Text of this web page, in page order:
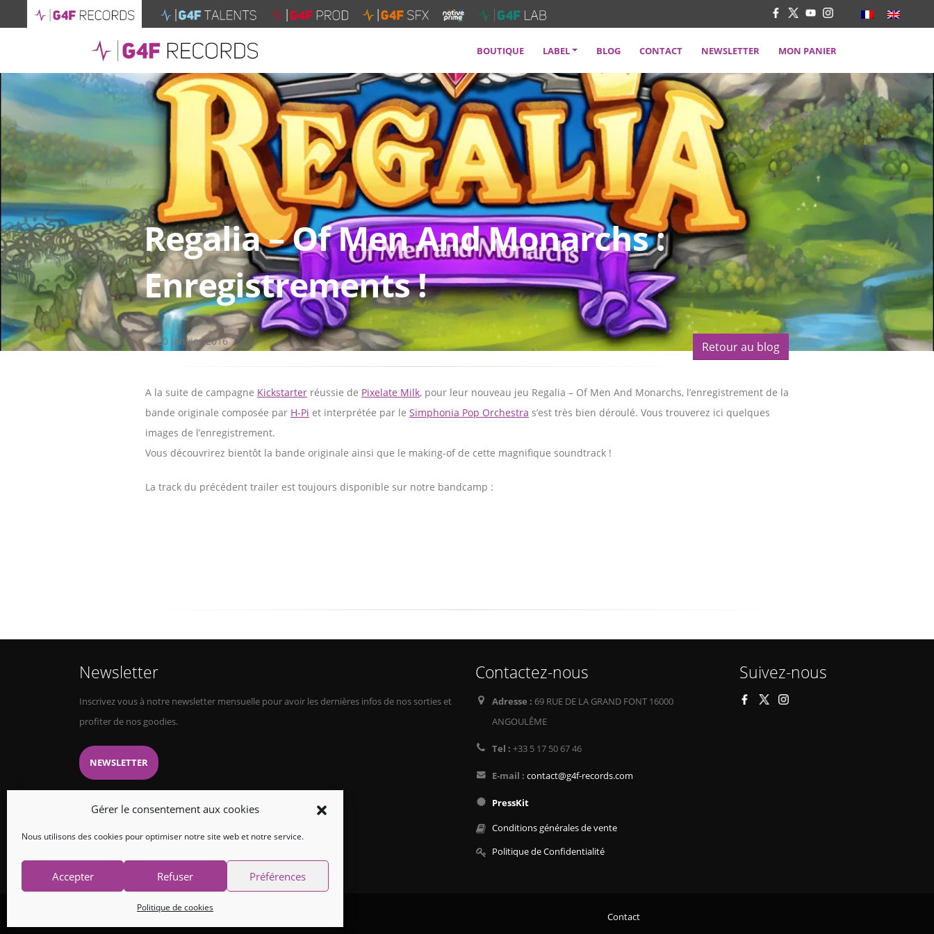
Gérer le consentement aux cookies
Nous utilisons des cookies pour optimiser notre site web et notre service.
Accepter Refuser Préférences
Politique de cookies
BOUTIQUE LABEL
SERVICES
SOUNDTRACKS
ARTISTES
FAQ
BLOG CONTACT NEWSLETTER MON PANIER
Regalia – Of Men And Monarchs :
Enregistrements !
20 janvier 2016 Retour au blog
A la suite de campagne Kickstarter réussie de Pixelate Milk, pour leur nouveau jeu Regalia – Of Men And Monarchs, l’enregistrement de la
bande originale composée par H-Pi et interprétée par le Simphonia Pop Orchestra s’est très bien déroulé. Vous trouverez ici quelques
images de l’enregistrement.
Vous découvrirez bientôt la bande originale ainsi que le making-of de cette magnifique soundtrack !
La track du précédent trailer est toujours disponible sur notre bandcamp :
Newsletter
Inscrivez vous à notre newsletter mensuelle pour avoir les dernières infos de nos sorties et
profiter de nos goodies.
NEWSLETTER
Contactez-nous
Adresse : 69 RUE DE LA GRAND FONT 16000
ANGOULÊME
Tel : +33 5 17 50 67 46
E-mail : contact@g4f-records.com
PressKit
Conditions générales de vente
Politique de Confidentialité
Suivez-nous
Contact